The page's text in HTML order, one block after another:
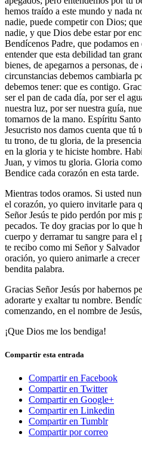
hemos traído a este mundo y nada
nadie, puede competir con Dios;
nadie, y que Dios debe estar por
Bendícenos Padre, que podamos
entender que esta debilidad tan
bienes, de apegarnos a personas,
circunstancias debemos cambiarla
debemos tener: que es contigo.
ser el pan de cada día, por ser el
nuestra luz, por ser nuestra guía,
tomarnos de la mano. Espíritu
Jesucristo nos damos cuenta que tú
tu trono, de tu gloria, de la
en la gloria y te hiciste hombre.
Juan, y vimos tu gloria. Gloria
Bendice cada corazón en esta tarde.
Mientras todos oramos. Si usted
el corazón, yo quiero invitarle para
Señor Jesús te pido perdón por mis
pecados. Te doy gracias por lo que
cuerpo y derramar tu sangre para el
te recibo como mi Señor y Salvador
oración, yo quiero animarle a
bendita palabra.
Gracias Señor Jesús por habernos
adorarte y exaltar tu nombre.
comenzando, en el nombre de
¡Que Dios me los bendiga!
Compartir esta entrada
Compartir en Facebook
Compartir en Twitter
Compartir en Google+
Compartir en Linkedin
Compartir en Tumblr
Compartir por correo